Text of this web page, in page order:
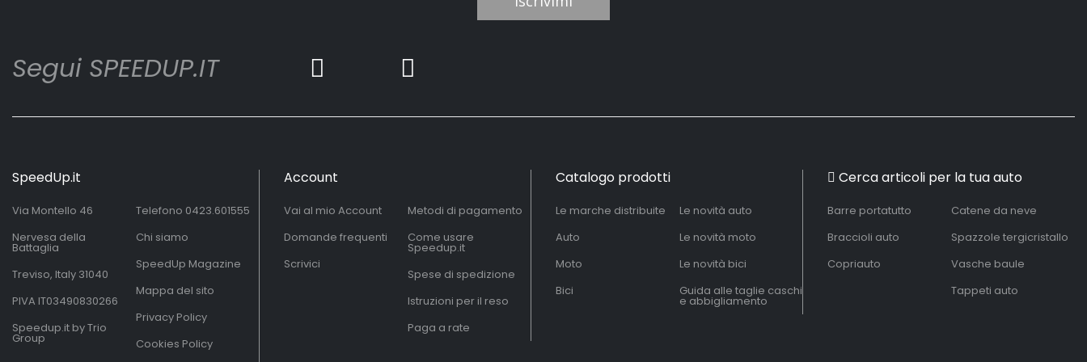
Segui SPEEDUP.IT
SpeedUp.it
Via Montello 46
Nervesa della
Battaglia
Treviso, Italy 31040
PIVA IT03490830266
Speedup.it by Trio
Group
Telefono 0423.601555
Chi siamo
SpeedUp Magazine
Mappa del sito
Privacy Policy
Cookies Policy
Account
Vai al mio Account
Domande frequenti
Scrivici
Metodi di pagamento
Come usare
Speedup.it
Spese di spedizione
Istruzioni per il reso
Paga a rate
Catalogo prodotti
Le marche distribuite
Auto
Moto
Bici
Le novità auto
Le novità moto
Le novità bici
Guida alle taglie caschi
e abbigliamento
Cerca articoli per la tua auto
Barre portatutto
Braccioli auto
Copriauto
Catene da neve
Spazzole tergicristallo
Vasche baule
Tappeti auto